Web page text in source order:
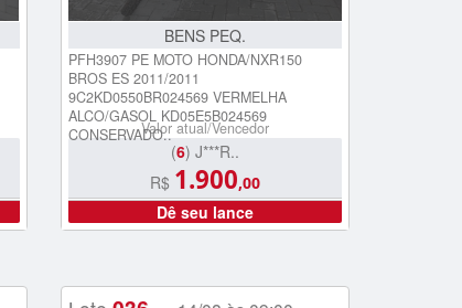
BENS PEQ.
PFH3907 PE MOTO HONDA/NXR150
BROS ES 2011/2011
9C2KD0550BR024569 VERMELHA
ALCO/GASOL KD05E5B024569
CONSERVADO..Valor atual/Vencedor
(6) J***R..
R$ 1.900,00
Dê seu lance